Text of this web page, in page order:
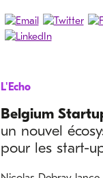
L'Echo
Belgium
un nouvel
pour les start-